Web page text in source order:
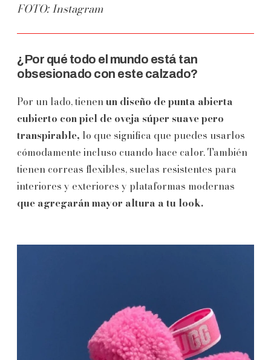
FOTO: Instagram
¿Por qué todo el mundo está tan
obsesionado con este calzado?
Por un lado, tienenun diseño de punta abierta
cubierto con piel de oveja súper suave pero
transpirable, lo que significa que puedes usarlos
cómodamente incluso cuando hace calor. También
tienen correas flexibles, suelas resistentes para
interiores y exteriores y plataformas modernas
que agregarán mayor altura a tu look.